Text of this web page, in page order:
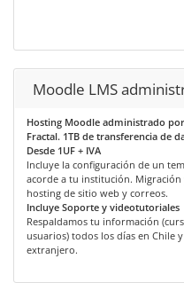
Moodle LMS
Hosting Moodle administrado
Fractal. 1TB de transferencia de
Desde 1UF + IVA
Incluye la configuración de un
acorde a tu institución. Migración
hosting de sitio web y correos.
Incluye Soporte y videotutoriales
Respaldamos tu información
usuarios) todos los días en Chile
extranjero.